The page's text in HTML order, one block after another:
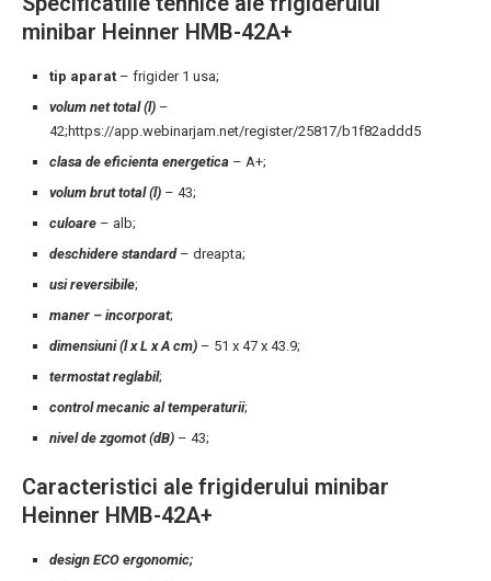
minibar Heinner HMB-42A+
tip aparat – frigider 1 usa;
volum net total (l) –
42;https://app.webinarjam.net/register/25817/b1f82addd5
clasa de eficienta energetica – A+;
volum brut total (l) – 43;
culoare – alb;
deschidere standard– dreapta;
usi reversibile;
maner – incorporat;
dimensiuni (l x L x A cm) – 51 x 47 x 43.9;
termostat reglabil;
control mecanic al temperaturii;
nivel de zgomot (dB) – 43;
Caracteristici ale frigiderului minibar
Heinner HMB-42A+
design ECO ergonomic;